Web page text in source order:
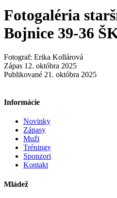
Fotogaléria
Bojnice 39-36
Fotograf: Erika Kollárová
Zápas 12. októbra 2025
Publikované 21. októbra 2025
Informácie
Novinky
Zápasy
Muži
Tréningy
Sponzori
Kontakt
Mládež